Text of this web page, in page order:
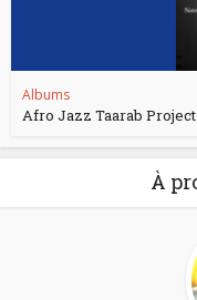
Albums
Afro Jazz Taarab Project
À